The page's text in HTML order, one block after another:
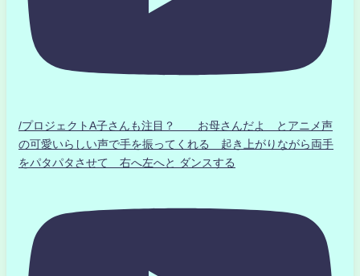
/プロジェクトA子さんも注目？ お母さんだよ とアニメ声
の可愛いらしい声で手を振ってくれる 起き上がりながら両手
をパタパタさせて 右へ左へと ダンスする